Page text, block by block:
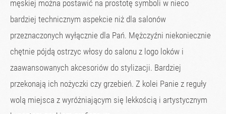
męskiej można postawić na prostotę symboli w nieco
bardziej technicznym aspekcie niż dla salonów
przeznaczonych wyłącznie dla Pań. Mężczyźni niekoniecznie
chętnie pójdą ostrzyc włosy do salonu z logo loków i
zaawansowanych akcesoriów do stylizacji. Bardziej
przekonają ich nożyczki czy grzebień. Z kolei Panie z reguły
wolą miejsca z wyróżniającym się lekkością i artystycznym